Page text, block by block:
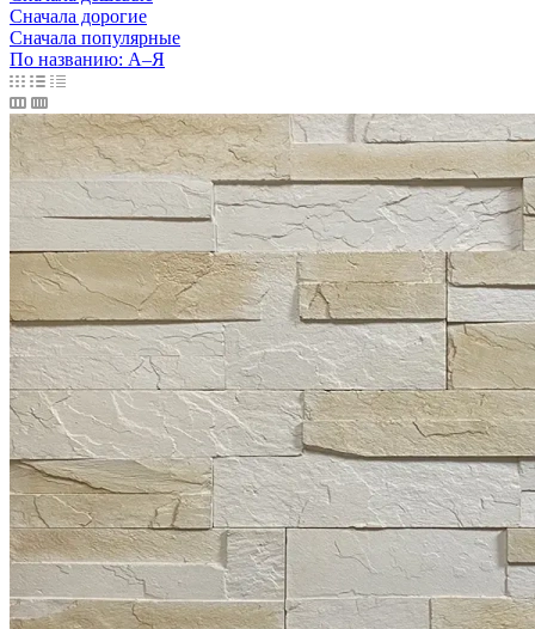
Сначала дорогие
Сначала популярные
По названию: А–Я